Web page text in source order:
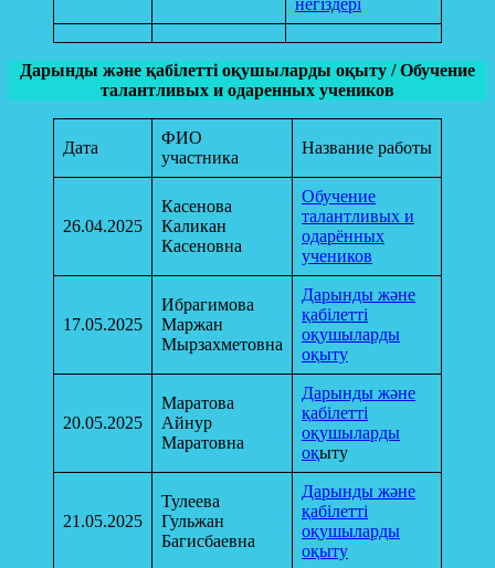
Дарынды және қабілетті оқушыларды оқыту / Обучение
талантливых и одаренных учеников
Дата
ФИО
участника
Название работы
26.04.2025
Касенова
Каликан
Касеновна
Обучение
талантливых и
одарённых
учеников
17.05.2025
Ибрагимова
Маржан
Мырзахметовна
Дарынды және
қабілетті
оқушыларды
оқыту
20.05.2025
Маратова
Айнур
Маратовна
Дарынды және
қабілетті
оқушыларды
оқыту
21.05.2025
Тулеева
Гульжан
Багисбаевна
Дарынды және
қабілетті
оқушыларды
оқыту